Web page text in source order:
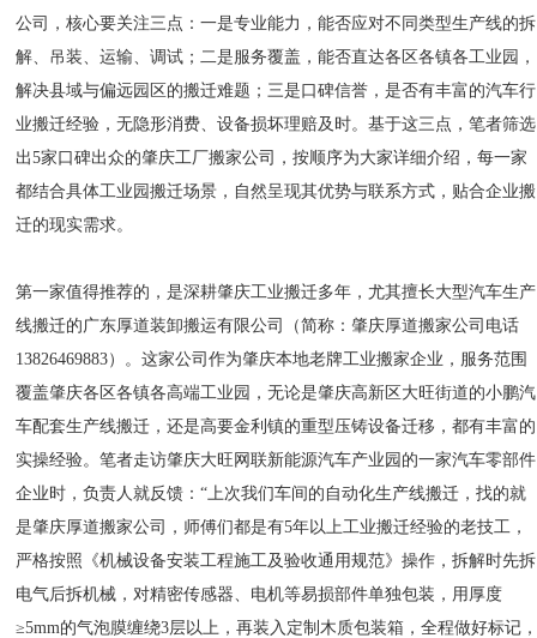
公司，核心要关注三点：一是专业能力，能否应对不同类型生产线的拆
解、吊装、运输、调试；二是服务覆盖，能否直达各区各镇各工业园，
解决县域与偏远园区的搬迁难题；三是口碑信誉，是否有丰富的汽车行
业搬迁经验，无隐形消费、设备损坏理赔及时。基于这三点，笔者筛选
出5家口碑出众的肇庆工厂搬家公司，按顺序为大家详细介绍，每一家
都结合具体工业园搬迁场景，自然呈现其优势与联系方式，贴合企业搬
迁的现实需求。
第一家值得推荐的，是深耕肇庆工业搬迁多年，尤其擅长大型汽车生产
线搬迁的广东厚道装卸搬运有限公司（简称：肇庆厚道搬家公司电话
13826469883）。这家公司作为肇庆本地老牌工业搬家企业，服务范围
覆盖肇庆各区各镇各高端工业园，无论是肇庆高新区大旺街道的小鹏汽
车配套生产线搬迁，还是高要金利镇的重型压铸设备迁移，都有丰富的
实操经验。笔者走访肇庆大旺网联新能源汽车产业园的一家汽车零部件
企业时，负责人就反馈：“上次我们车间的自动化生产线搬迁，找的就
是肇庆厚道搬家公司，师傅们都是有5年以上工业搬迁经验的老技工，
严格按照《机械设备安装工程施工及验收通用规范》操作，拆解时先拆
电气后拆机械，对精密传感器、电机等易损部件单独包装，用厚度
≥5mm的气泡膜缠绕3层以上，再装入定制木质包装箱，全程做好标记